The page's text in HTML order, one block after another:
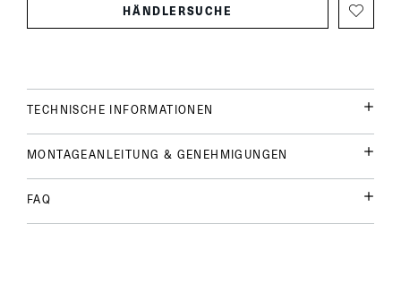
HÄNDLERSUCHE
TECHNISCHE INFORMATIONEN
MONTAGEANLEITUNG & GENEHMIGUNGEN
FAQ